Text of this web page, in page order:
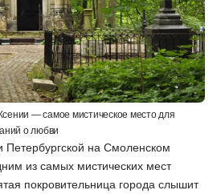
— самое мистическое место для
о любви
Петербургской на Смоленском
из самых мистических мест
покровительница города слышит